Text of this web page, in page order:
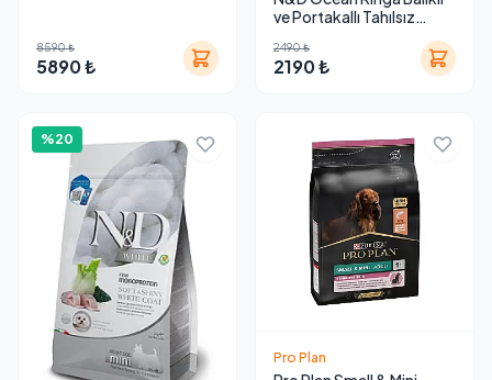
8590 ₺
5890 ₺
ve Portakallı Tahılsız
Maması
2490 ₺
2190 ₺
%20
Pro Plan